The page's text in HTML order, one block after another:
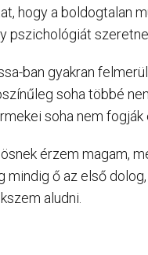
hogy a boldogtalan
pszichológiát
ban gyakran
soha többé
soha nem
érzem magam,
mindig ő az első
aludni.